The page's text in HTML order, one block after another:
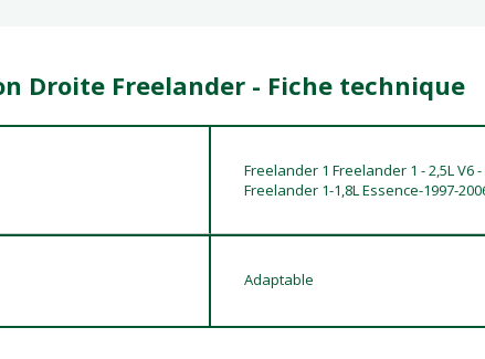
Droite Freelander - Fiche technique
Freelander 1 Freelander 1 - 2,5L V6
Freelander 1-1,8L Essence-1997-
Adaptable